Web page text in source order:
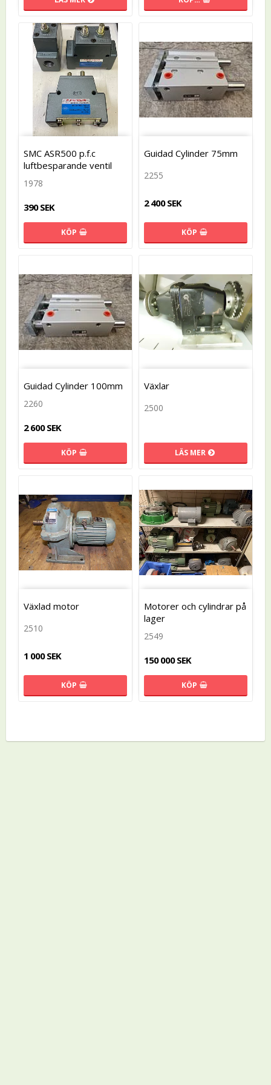
SMC ASR500 p.f.c
luftbesparande ventil
1978
390 SEK
KÖP
Guidad Cylinder 75mm
2255
2 400 SEK
KÖP
Guidad Cylinder 100mm
2260
2 600 SEK
KÖP
Växlar
2500
LÄS MER
Växlad motor
2510
1 000 SEK
KÖP
Motorer och cylindrar på
lager
2549
150 000 SEK
KÖP